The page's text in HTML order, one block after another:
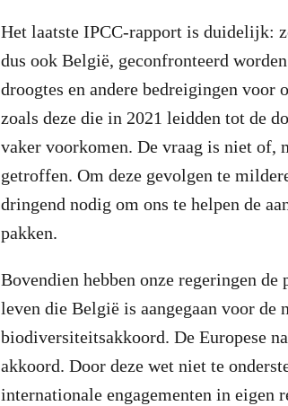
Het laatste IPCC-rapport is duidelijk:
dus ook België, geconfronteerd
droogtes en andere bedreigingen voor
zoals deze die in 2021 leidden tot de
vaker voorkomen. De vraag is niet of,
getroffen. Om deze gevolgen te
dringend nodig om ons te helpen de
pakken.
Bovendien hebben onze regeringen
leven die België is aangegaan voor
biodiversiteitsakkoord. De Europese
akkoord. Door deze wet niet te
internationale engagementen in eigen